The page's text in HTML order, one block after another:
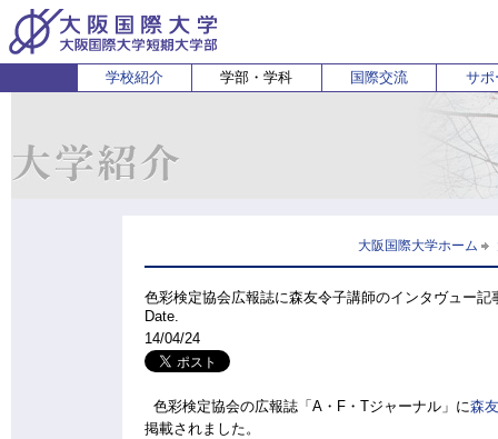
学校紹介 学部・学科
経営学科 国際
国際交流 サポ
卒業生
English
大阪国際大学ホーム
色彩検定協会広報誌に森友令子講師のインタヴュー
Date.
14/04/24
色彩検定協会の広報誌「A・F・Tジャーナル」に森
掲載されました。